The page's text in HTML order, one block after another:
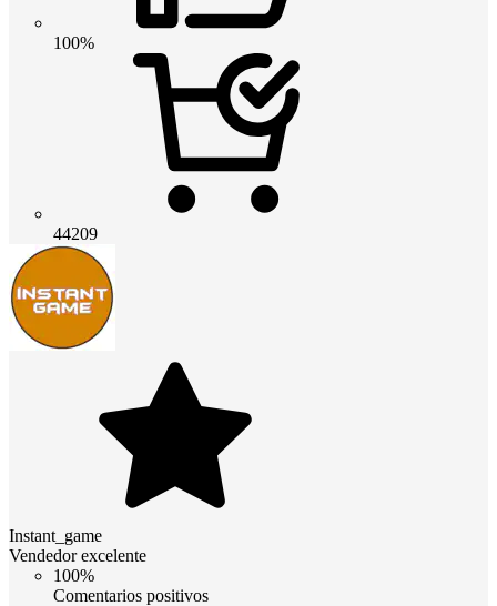
100%
44209
Instant_game
Vendedor excelente
100%
Comentarios positivos